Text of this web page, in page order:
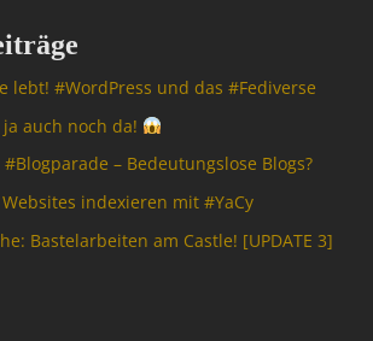
lebt! #WordPress und das #Fediverse
auch noch da!
– Bedeutungslose Blogs?
indexieren mit #YaCy
Bastelarbeiten am Castle! [UPDATE 3]